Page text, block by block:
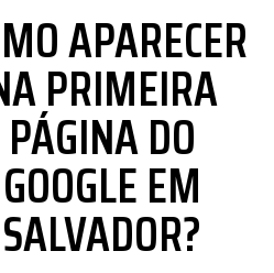
APARECER
PRIMEIRA
PÁGINA DO
GOOGLE EM
SALVADOR?